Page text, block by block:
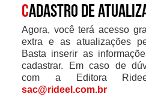
Cadastro de
Agora, você terá acesso
extra e as atualizações
Basta inserir as
cadastrar. Em caso de
com a Editora
sac@rideel.com.br